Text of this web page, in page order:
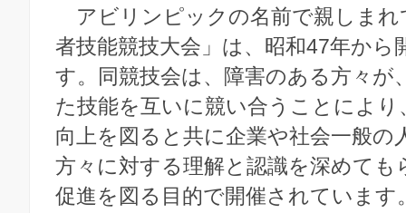
アビリンピックの名前で親しまれ
者技能競技大会」は、昭和47年から
す。同競技会は、障害のある方々が
た技能を互いに競い合うことにより
向上を図ると共に企業や社会一般の
方々に対する理解と認識を深めても
促進を図る目的で開催されています